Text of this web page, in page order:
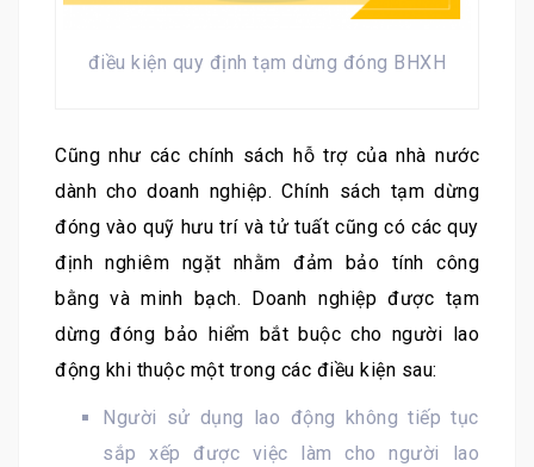
điều kiện quy định tạm dừng đóng BHXH
Cũng như các chính sách hỗ trợ của nhà nước
dành cho doanh nghiệp. Chính sách tạm dừng
đóng vào quỹ hưu trí và tử tuất cũng có các quy
định nghiêm ngặt nhằm đảm bảo tính công
bằng và minh bạch. Doanh nghiệp được tạm
dừng đóng bảo hiểm bắt buộc cho người lao
động khi thuộc một trong các điều kiện sau:
Người sử dụng lao động không tiếp tục
sắp xếp được việc làm cho người lao